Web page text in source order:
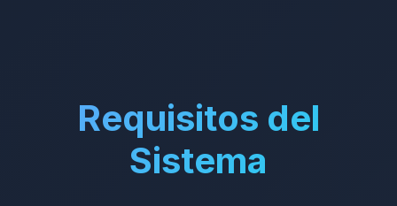
Requisitos del
Sistema